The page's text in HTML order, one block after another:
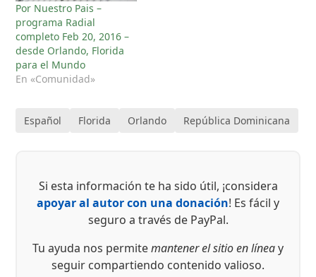
Por Nuestro Pais –
programa Radial
completo Feb 20, 2016 –
desde Orlando, Florida
para el Mundo
En «Comunidad»
Español Florida Orlando República Dominicana
Si esta información te ha sido útil, ¡considera
apoyar al autor con una donación! Es fácil y
seguro a través de PayPal.
Tu ayuda nos permitemantener el sitio en líneay
seguir compartiendo contenido valioso.